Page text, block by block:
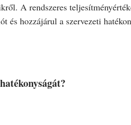
A rendszeres
és hozzájárul a szervezeti